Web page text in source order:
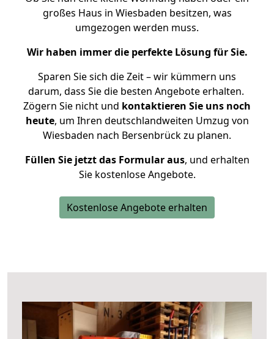
großes Haus in Wiesbaden besitzen, was
umgezogen werden muss.
Wir haben immer die perfekte Lösung für Sie.
Sparen Sie sich die Zeit – wir kümmern uns
darum, dass Sie die besten Angebote erhalten.
Zögern Sie nicht und kontaktieren Sie uns noch
heute, um Ihren deutschlandweiten Umzug von
Wiesbaden nach Bersenbrück zu planen.
Füllen Sie jetzt das Formular aus, und erhalten
Sie kostenlose Angebote.
Kostenlose Angebote erhalten